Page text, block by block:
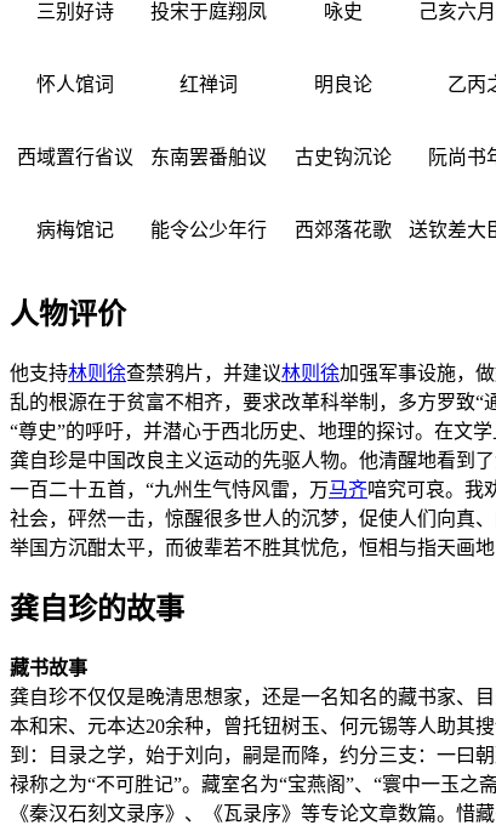
三别好诗 投宋于庭翔凤 咏史 己亥六
怀人馆词 红禅词 明良论 乙丙
西域置行省议 东南罢番舶议 古史钩沉论 阮尚书
病梅馆记 能令公少年行 西郊落花歌 送钦差大
人物评价
他支持林则徐查禁鸦片，并建议林则徐加强军事设施，
乱的根源在于贫富不相齐，要求改革科举制，多方罗致
“尊史”的呼吁，并潜心于西北历史、地理的探讨。在文
龚自珍是中国改良主义运动的先驱人物。他清醒地看到
一百二十五首，“九州生气恃风雷，万马齐喑究可哀。我
社会，砰然一击，惊醒很多世人的沉梦，促使人们向真
举国方沉酣太平，而彼辈若不胜其忧危，恒相与指天画
龚自珍的故事
藏书故事
龚自珍不仅仅是晚清思想家，还是一名知名的藏书家、
本和宋、元本达20余种，曾托钮树玉、何元锡等人助其
到：目录之学，始于刘向，嗣是而降，约分三支：一曰
禄称之为“不可胜记”。藏室名为“宝燕阁”、“寰中一玉之
《秦汉石刻文录序》、《瓦录序》等专论文章数篇。惜